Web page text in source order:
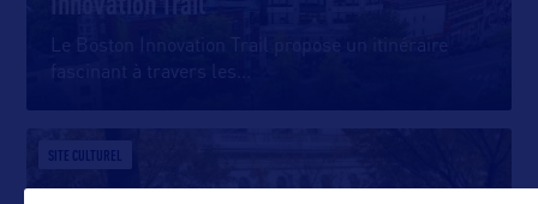
Le Boston Innovation Trail propose un itinéraire
fascinant à travers les
SITE CULTUREL